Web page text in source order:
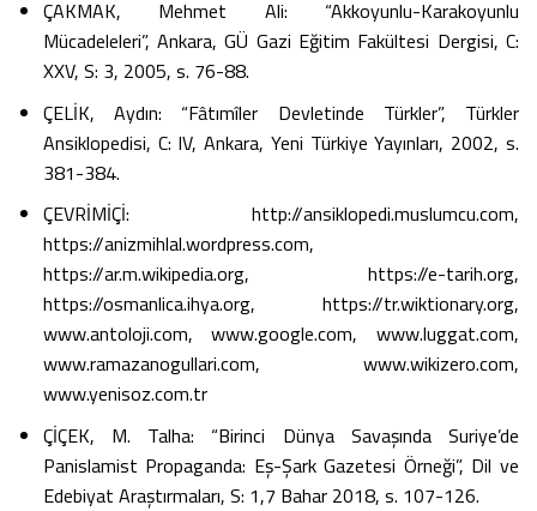
ÇAKMAK, Mehmet Ali: “Akkoyunlu-Karakoyunlu
Mücadeleleri”, Ankara, GÜ Gazi Eğitim Fakültesi Dergisi, C:
XXV, S: 3, 2005, s. 76-88.
ÇELİK, Aydın: “Fâtımîler Devletinde Türkler”, Türkler
Ansiklopedisi, C: IV, Ankara, Yeni Türkiye Yayınları, 2002, s.
381-384.
ÇEVRİMİÇİ: http://ansiklopedi.muslumcu.com,
https://anizmihlal.wordpress.com,
https://ar.m.wikipedia.org, https://e-tarih.org,
https://osmanlica.ihya.org, https://tr.wiktionary.org,
www.antoloji.com, www.google.com, www.luggat.com,
www.ramazanogullari.com, www.wikizero.com,
www.yenisoz.com.tr
ÇİÇEK, M. Talha: “Birinci Dünya Savaşında Suriye’de
Panislamist Propaganda: Eş-Şark Gazetesi Örneği”, Dil ve
Edebiyat Araştırmaları, S: 1,7 Bahar 2018, s. 107-126.